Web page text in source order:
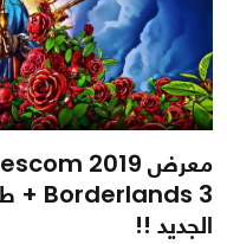
الجديد !!